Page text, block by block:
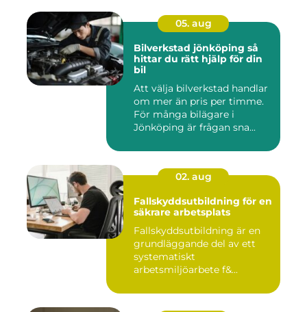
05. aug
Bilverkstad jönköping så
hittar du rätt hjälp för din
bil
Att välja bilverkstad handlar
om mer än pris per timme.
För många bilägare i
Jönköping är frågan sna...
02. aug
Fallskyddsutbildning för en
säkrare arbetsplats
Fallskyddsutbildning är en
grundläggande del av ett
systematiskt
arbetsmiljöarbete f&...